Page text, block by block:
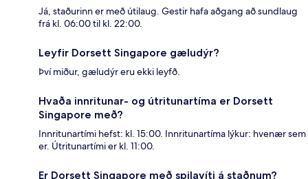
Já, staðurinn er með útilaug. Gestir hafa aðgang að sundlaug
frá kl. 06:00 til kl. 22:00.
Leyfir Dorsett Singapore gæludýr?
Því miður, gæludýr eru ekki leyfð.
Hvaða innritunar- og útritunartíma er Dorsett
Singapore með?
Innritunartími hefst: kl. 15:00. Innritunartíma lýkur: hvenær sem
er. Útritunartími er kl. 11:00.
Er Dorsett Singapore með spilavíti á staðnum?